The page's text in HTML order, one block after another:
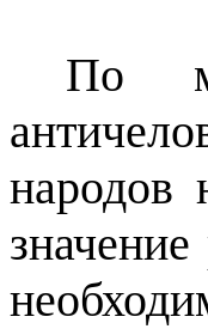
По
народов